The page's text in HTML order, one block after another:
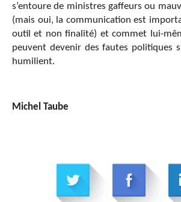
s’entoure de ministres gaffeurs ou
(mais oui, la communication est
outil et non finalité) et commet lui-
peuvent devenir des fautes politiques
humilient.
Michel Taube